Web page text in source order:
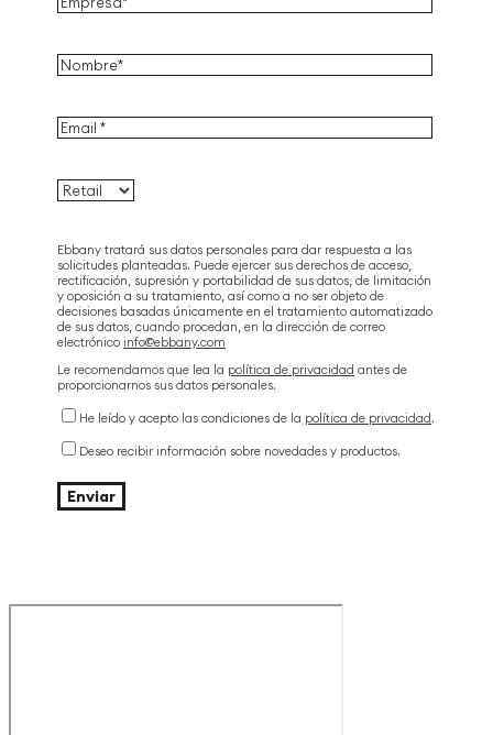
Ebbany tratará sus datos personales para dar respuesta a las
solicitudes planteadas. Puede ejercer sus derechos de acceso,
rectificación, supresión y portabilidad de sus datos, de limitación
y oposición a su tratamiento, así como a no ser objeto de
decisiones basadas únicamente en el tratamiento automatizado
de sus datos, cuando procedan, en la dirección de correo
electrónico info@ebbany.com
Le recomendamos que lea la política de privacidad antes de
proporcionarnos sus datos personales.
He leído y acepto las condiciones de la política de privacidad.
Deseo recibir información sobre novedades y productos.